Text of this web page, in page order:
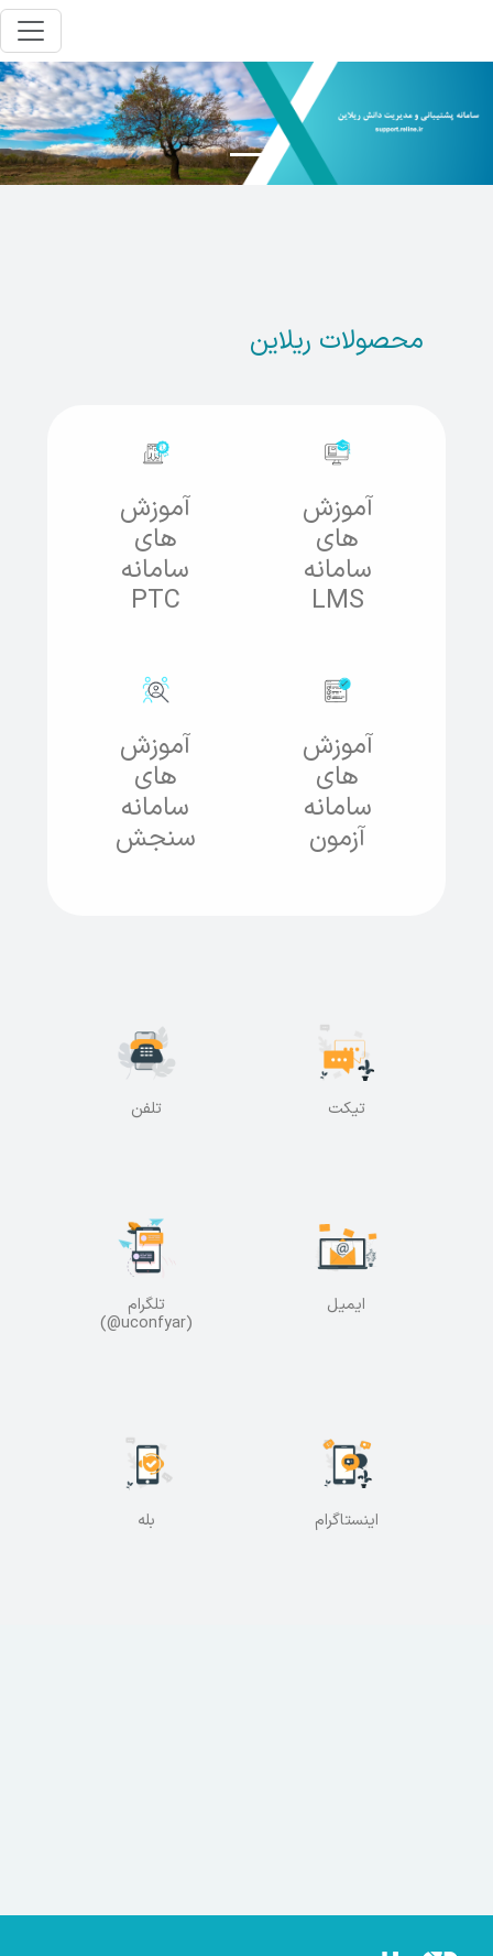
محصولات ریلاین
آموزش
های
سامانه
LMS
آموزش
های
سامانه
PTC
آموزش
های
سامانه
آزمون
آموزش
های
سامانه
سنجش
تیکت تلفن
ایمیل
تلگرام
(uconfyar@)
اینستاگرام بله